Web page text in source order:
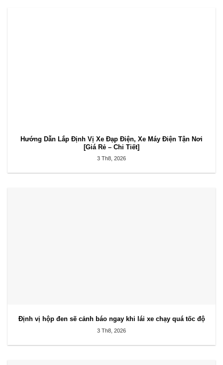
Hướng Dẫn Lắp Định Vị Xe Đạp Điện, Xe Máy Điện Tận Nơi
[Giá Rẻ – Chi Tiết]
3 Th8, 2026
Định vị hộp đen sẽ cảnh báo ngay khi lái xe chạy quá tốc độ
3 Th8, 2026